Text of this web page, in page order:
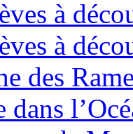
à
à
des
dans